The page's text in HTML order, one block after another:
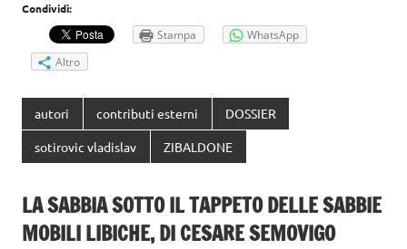
Condividi:
Stampa
WhatsApp
Altro
autori contributi esterni DOSSIER
sotirovic vladislav ZIBALDONE
LA SABBIA SOTTO IL TAPPETO DELLE SABBIE
MOBILI LIBICHE, DI CESARE SEMOVIGO